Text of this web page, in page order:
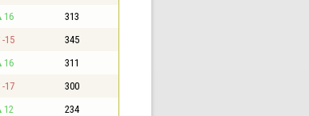
16 313
-15 345
16 311
-17 300
12 234